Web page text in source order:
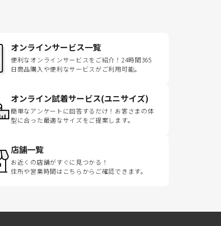
オンラインサービス一覧
便利なオンラインサービスをご紹介！24時間365
日商品購入や便利なサービスがご利用可能。
オンライン試着サービス(ユニサイズ)
簡単なアンケートに回答するだけ！お客さまの体
型に合った最適なサイズをご提案します。
店舗一覧
お近くの店舗がすぐに見つかる！
住所や営業時間はこちらからご確認できます。